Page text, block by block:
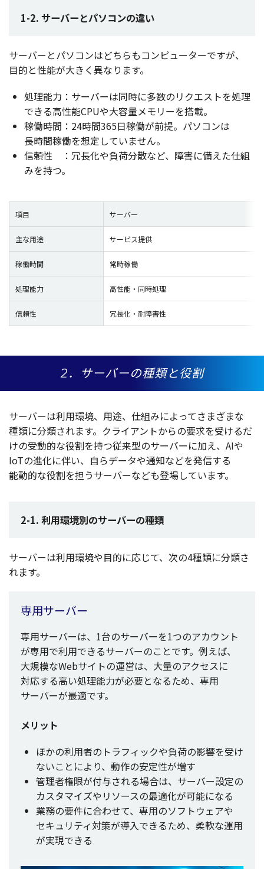
1-2. サーバーとパソコンの違い
サーバー と パソコンはどちらもコンピューターですが、
目的と性能が大きく異なります。
処理能力 ： サーバーは同時に多数のリクエストを処理
できる高性能CPUや大容量メモリーを搭載。
稼働時間 ：24時間365日稼働が前提。 パソコンは
長時間稼働を想定していません。
信頼性
： 冗長化や負荷分散など、 障害に備えた仕組
みを持つ。
項目 サーバー
主な用途 サービス提供
稼働時間 常時稼働
処理能力 高性能・同時処理
信頼性 冗長化・耐障害性
2．サーバーの種類と役割
サーバーは利用環境、 用途、 仕組みによってさまざまな
種類に分類されます。 クライアントからの要求を受けるだ
けの受動的な役割を持つ従来型のサーバーに加え、AIや
IoTの進化に伴い、自らデータや通知などを発信する
能動的な役割を担うサーバーなども登場しています。
2-1. 利用環境別のサーバーの種類
サーバーは利用環境や目的に応じて、次の4種類に分類さ
れます。
専用サーバー
専用サーバーは、1台のサーバーを1つのアカウント
が専用で利用できるサーバーのことです。例えば、
大規模なWebサイトの運営は、 大量のアクセスに
対応する高い処理能力が必要となるため、 専用
サーバーが最適です。
メリット
ほかの利用者の トラフィックや負荷の影響を受け
ないことにより、 動作の安定性が増す
管理者権限が付与される場合は、 サーバー設定の
カスタマイズやリソースの最適化が可能になる
業務の要件に合わせて、 専用のソフトウェアや
セキュリティ対策が導入できるため、 柔軟な運用
が実現できる